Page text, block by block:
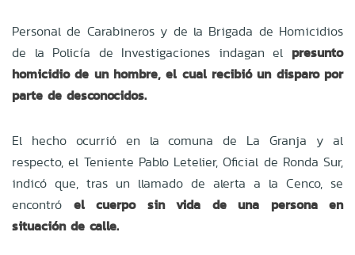
Personal de Carabineros y de la Brigada de Homicidios
de la Policía de Investigaciones indagan el presunto
homicidio de un hombre, el cual recibió un disparo por
parte de desconocidos.
El hecho ocurrió en la comuna de La Granja y al
respecto, el Teniente Pablo Letelier, Oficial de Ronda Sur,
indicó que, tras un llamado de alerta a la Cenco, se
encontró el cuerpo sin vida de una persona en
situación de calle.